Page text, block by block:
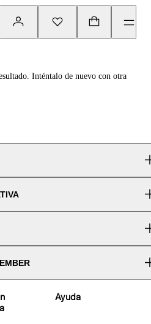
Inténtalo de nuevo con otra
Ayuda